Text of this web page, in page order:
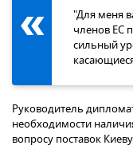
"Для меня
членов ЕС
сильный
Руководитель
необходимости
вопросу поставок